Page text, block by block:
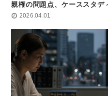
親権の問題点、ケーススタデ
2026.04.01